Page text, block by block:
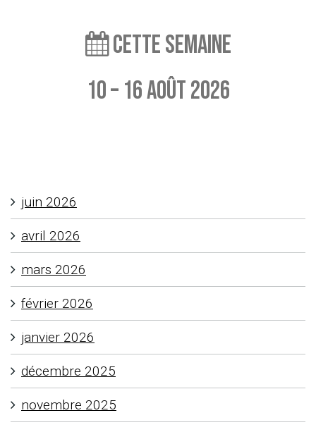
publications
Cette semaine
10 – 16 août 2026
juin 2026
avril 2026
mars 2026
février 2026
janvier 2026
décembre 2025
novembre 2025